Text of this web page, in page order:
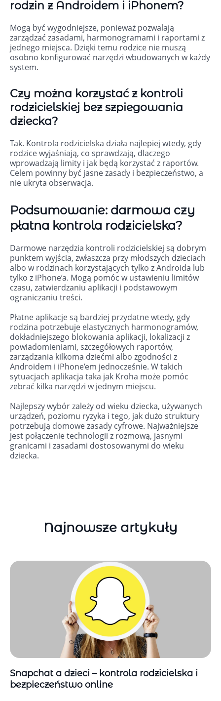
rodzin z Androidem i iPhonem?
Mogą być wygodniejsze, ponieważ pozwalają
zarządzać zasadami, harmonogramami i raportami z
jednego miejsca. Dzięki temu rodzice nie muszą
osobno konfigurować narzędzi wbudowanych w każdy
system.
Czy można korzystać z kontroli
rodzicielskiej bez szpiegowania
dziecka?
Tak. Kontrola rodzicielska działa najlepiej wtedy, gdy
rodzice wyjaśniają, co sprawdzają, dlaczego
wprowadzają limity i jak będą korzystać z raportów.
Celem powinny być jasne zasady i bezpieczeństwo, a
nie ukryta obserwacja.
Podsumowanie: darmowa czy
płatna kontrola rodzicielska?
Darmowe narzędzia kontroli rodzicielskiej są dobrym
punktem wyjścia, zwłaszcza przy młodszych dzieciach
albo w rodzinach korzystających tylko z Androida lub
tylko z iPhone’a. Mogą pomóc w ustawieniu limitów
czasu, zatwierdzaniu aplikacji i podstawowym
ograniczaniu treści.
Płatne aplikacje są bardziej przydatne wtedy, gdy
rodzina potrzebuje elastycznych harmonogramów,
dokładniejszego blokowania aplikacji, lokalizacji z
powiadomieniami, szczegółowych raportów,
zarządzania kilkoma dziećmi albo zgodności z
Androidem i iPhone’em jednocześnie. W takich
sytuacjach aplikacja taka jak Kroha może pomóc
zebrać kilka narzędzi w jednym miejscu.
Najlepszy wybór zależy od wieku dziecka, używanych
urządzeń, poziomu ryzyka i tego, jak dużo struktury
potrzebują domowe zasady cyfrowe. Najważniejsze
jest połączenie technologii z rozmową, jasnymi
granicami i zasadami dostosowanymi do wieku
dziecka.
Najnowsze artykuły
Snapchat a dzieci – kontrola rodzicielska i
bezpieczeństwo online